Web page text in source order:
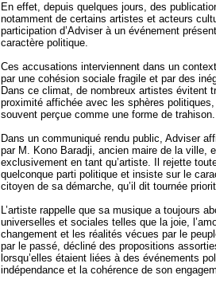
En effet, depuis quelques jours, des
notamment de certains artistes et acteurs
participation d’Adviser à un événement
caractère politique.
Ces accusations interviennent dans un
par une cohésion sociale fragile et par des
Dans ce climat, de nombreux artistes évitent
proximité affichée avec les sphères
souvent perçue comme une forme de trahison.
Dans un communiqué rendu public, Adviser
par M. Kono Baradji, ancien maire de la ville,
exclusivement en tant qu’artiste. Il rejette
quelconque parti politique et insiste sur le
citoyen de sa démarche, qu’il dit tournée
L’artiste rappelle que sa musique a toujours
universelles et sociales telles que la joie,
changement et les réalités vécues par le
par le passé, décliné des propositions
lorsqu’elles étaient liées à des événements
indépendance et la cohérence de son